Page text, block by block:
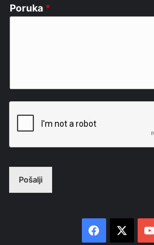
Poruka *
Pošalji
Facebook